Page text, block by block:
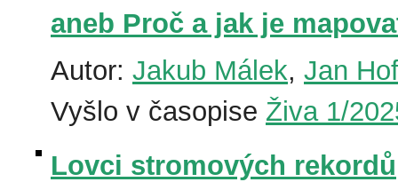
aneb Proč a jak je
Autor: Jakub Málek, Jan
Vyšlo v časopise Živa 1/
Lovci stromových rekordů